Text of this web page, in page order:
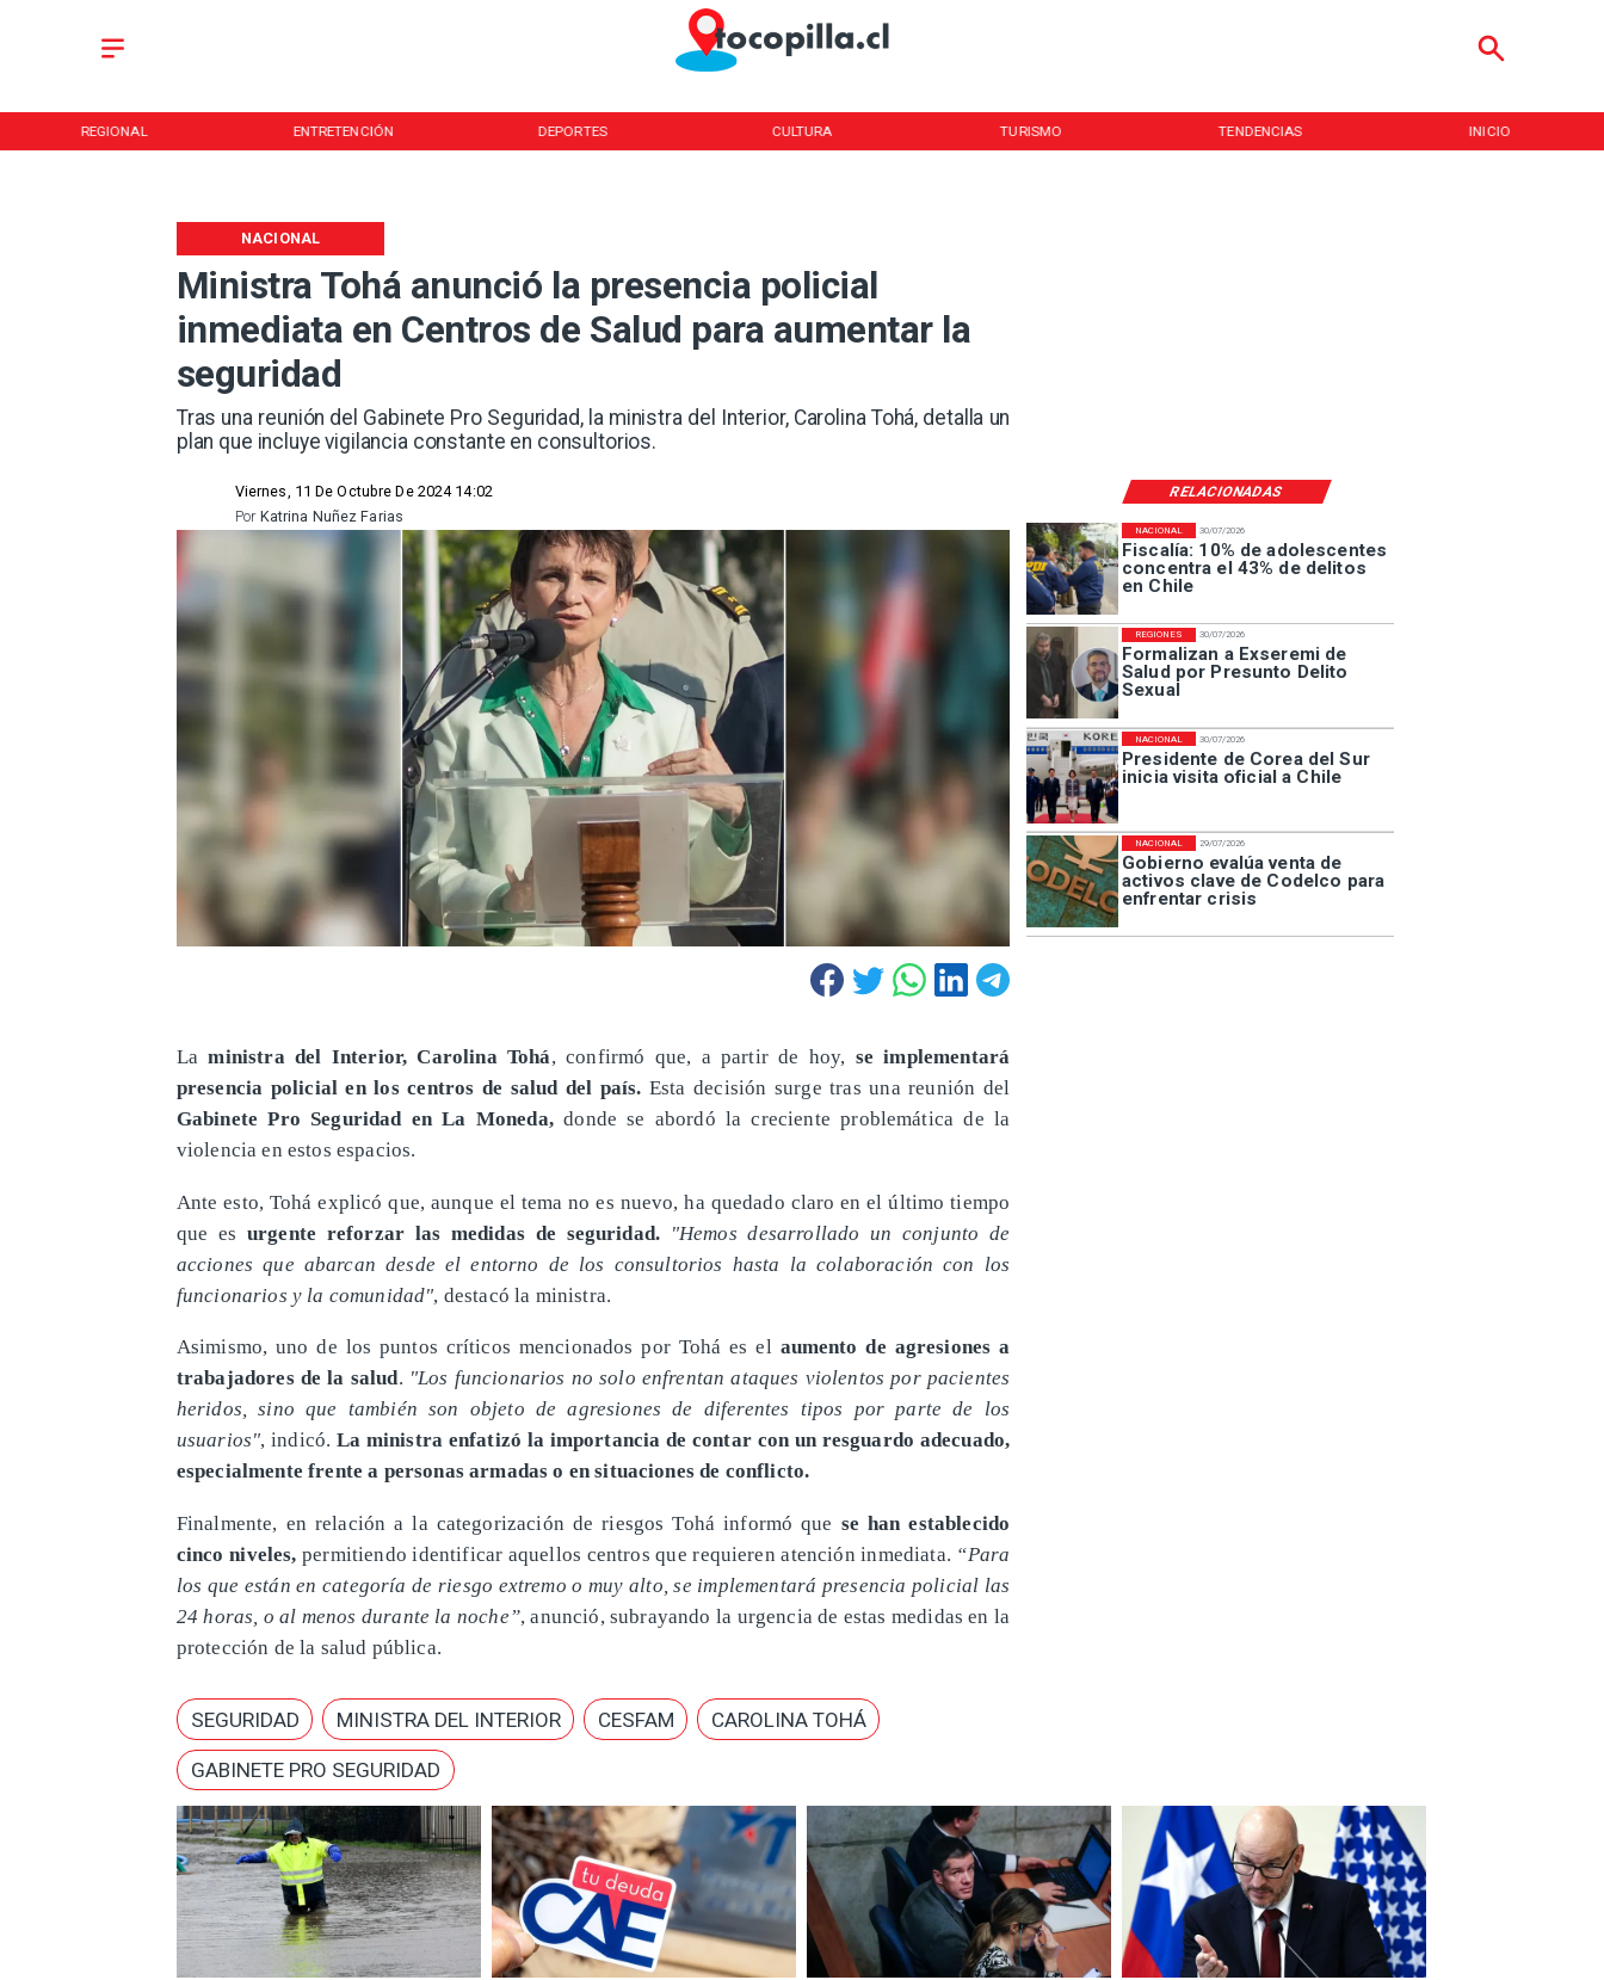
REGIONAL ENTRETENCIÓN DEPORTES CULTURA TURISMO TENDENCIAS INICIO
Ministra Tohá anunció la presencia policial
inmediata en Centros de Salud para aumentar la
seguridad
​Tras una reunión del Gabinete Pro Seguridad, la ministra del Interior, Carolina Tohá, detalla un
plan que incluye vigilancia constante en consultorios.
NACIONAL
RELACIONADAS
Viernes, 11 De Octubre De 2024 14:02
Katrina Nuñez Farias
Por
30/07/2026
Fiscalía: 10% de adolescentes
concentra el 43% de delitos
en Chile
NACIONAL
30/07/2026
Formalizan a Exseremi de
Salud por Presunto Delito
Sexual
REGIONES
30/07/2026
Presidente de Corea del Sur
inicia visita oficial a Chile
NACIONAL
29/07/2026
Gobierno evalúa venta de
activos clave de Codelco para
enfrentar crisis
NACIONAL
Laministra del Interior, Carolina Tohá, confirmó que, a partir de hoy, se implementará
presencia policial en los centros de salud del país. Esta decisión surge tras una reunión del
Gabinete Pro Seguridad en La Moneda,donde se abordó la creciente problemática de la
violencia en estos espacios.
Ante esto, Tohá explicó que, aunque el tema no es nuevo, ha quedado claro en el último tiempo
que es urgente reforzar las medidas de seguridad. "Hemos desarrollado un conjunto de
acciones que abarcan desde el entorno de los consultorios hasta la colaboración con los
funcionarios y la comunidad", destacó la ministra.
Asimismo, uno de los puntos críticos mencionados por Tohá es el aumento de agresiones a
trabajadores de la salud. "Los funcionarios no solo enfrentan ataques violentos por pacientes
heridos, sino que también son objeto de agresiones de diferentes tipos por parte de los
usuarios", indicó. La ministra enfatizó la importancia de contar con un resguardo adecuado,
especialmente frente a personas armadas o en situaciones de conflicto.
Finalmente, en relación a la categorización de riesgos Tohá informó que se han establecido
cinco niveles, permitiendo identificar aquellos centros que requieren atención inmediata. “Para
los que están en categoría de riesgo extremo o muy alto, se implementará presencia policial las
24 horas, o al menos durante la noche”, anunció, subrayando la urgencia de estas medidas en la
protección de la salud pública.
SEGURIDAD MINISTRA DEL INTERIOR CESFAM CAROLINA TOHÁ
GABINETE PRO SEGURIDAD